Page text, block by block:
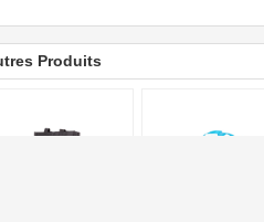
Produits